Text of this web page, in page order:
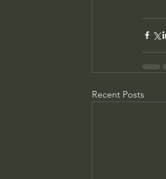
Recent Posts